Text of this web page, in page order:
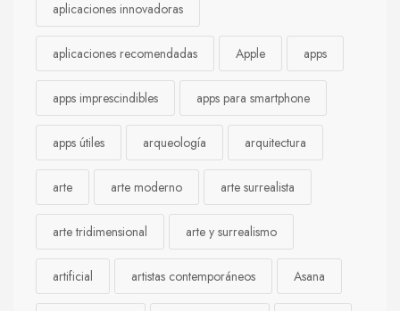
aplicaciones innovadoras
aplicaciones recomendadas Apple apps
apps imprescindibles apps para smartphone
apps útiles arqueología arquitectura
arte arte moderno arte surrealista
arte tridimensional arte y surrealismo
artificial artistas contemporáneos Asana